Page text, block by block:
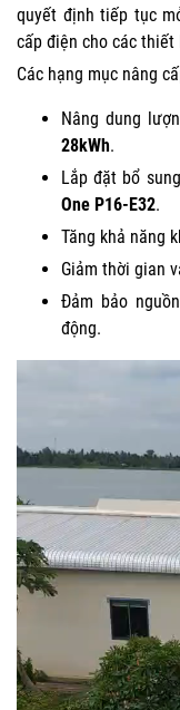
quyết định tiếp tục
cấp điện cho các
Các hạng mục nâng
Nâng dung
28kWh.
Lắp đặt bổ sung
One P16-E32.
Tăng khả năng
Giảm thời gian
Đảm bảo
động.